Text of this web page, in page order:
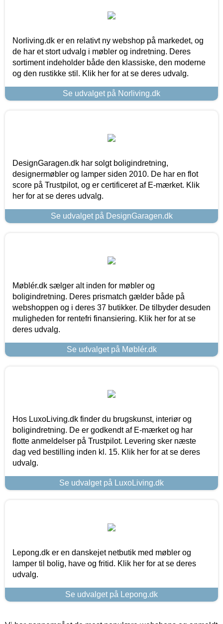
Norliving.dk er en relativt ny webshop på markedet, og
de har et stort udvalg i møbler og indretning. Deres
sortiment indeholder både den klassiske, den moderne
og den rustikke stil. Klik her for at se deres udvalg.
Se udvalget på Norliving.dk
DesignGaragen.dk har solgt boligindretning,
designermøbler og lamper siden 2010. De har en flot
score på Trustpilot, og er certificeret af E-mærket. Klik
her for at se deres udvalg.
Se udvalget på DesignGaragen.dk
Møblér.dk sælger alt inden for møbler og
boligindretning. Deres prismatch gælder både på
webshoppen og i deres 37 butikker. De tilbyder desuden
muligheden for rentefri finansiering. Klik her for at se
deres udvalg.
Se udvalget på Møblér.dk
Hos LuxoLiving.dk finder du brugskunst, interiør og
boligindretning. De er godkendt af E-mærket og har
flotte anmeldelser på Trustpilot. Levering sker næste
dag ved bestilling inden kl. 15. Klik her for at se deres
udvalg.
Se udvalget på LuxoLiving.dk
Lepong.dk er en danskejet netbutik med møbler og
lamper til bolig, have og fritid. Klik her for at se deres
udvalg.
Se udvalget på Lepong.dk